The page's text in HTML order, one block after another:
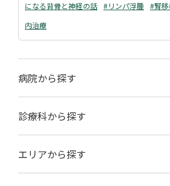
になる背骨と神経の話 #リンパ浮腫 #腎
内治療
病院から探す
診療科から探す
エリアから探す